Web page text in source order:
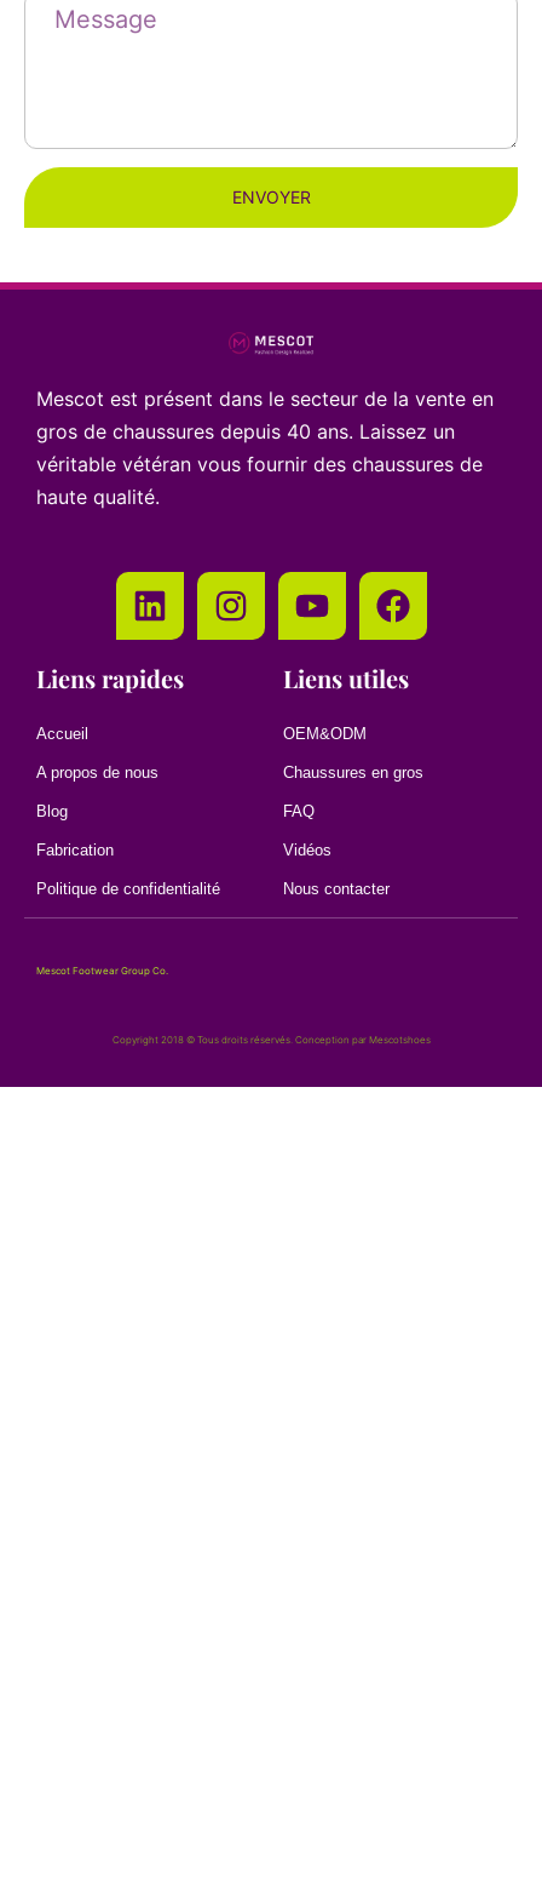
ENVOYER
Mescot est présent dans le secteur de la vente en
gros de chaussures depuis 40 ans. Laissez un
véritable vétéran vous fournir des chaussures de
haute qualité.
Liens rapides
Accueil
A propos de nous
Blog
Fabrication
Politique de confidentialité
Liens utiles
OEM&ODM
Chaussures en gros
FAQ
Vidéos
Nous contacter
Mescot Footwear Group Co.
Copyright 2018 © Tous droits réservés. Conception par Mescotshoes